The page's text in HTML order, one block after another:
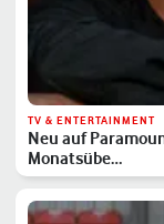
TV & ENTERTAINMENT
Neu auf
Monatsübe…